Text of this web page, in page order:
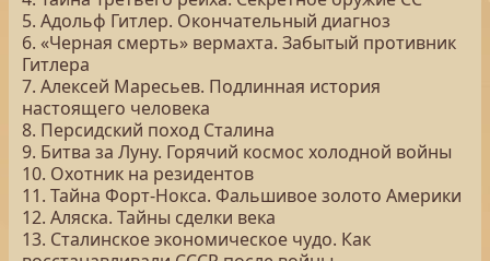
5. Адольф Гитлер. Окончательный диагноз
6. «Черная смерть» вермахта. Забытый противник
Гитлера
7. Алексей Маресьев. Подлинная история
настоящего человека
8. Персидский поход Сталина
9. Битва за Луну. Горячий космос холодной войны
10. Охотник на резидентов
11. Тайна Форт-Нокса. Фальшивое золото Америки
12. Аляска. Тайны сделки века
13. Сталинское экономическое чудо. Как